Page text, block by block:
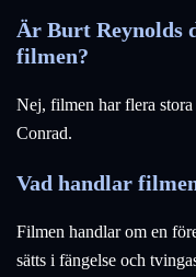
Är Burt Reynolds
filmen?
Nej, filmen har flera
Conrad.
Vad handlar
Filmen handlar om en
sätts i fängelse och